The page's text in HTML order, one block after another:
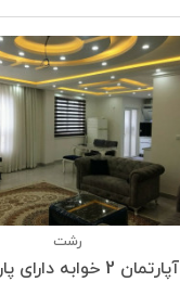
رشت
آپارتمان 2 خوابه دارای پارکینگ